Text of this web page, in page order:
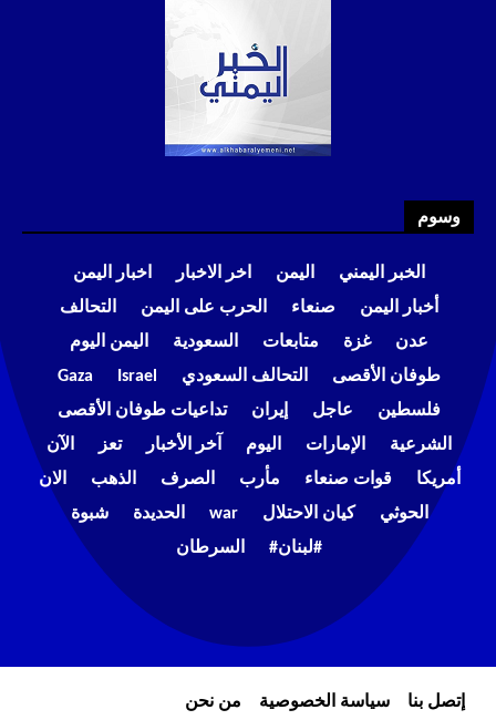
وسوم
الخبر اليمني اليمن اخر الاخبار
اخبار اليمن
أخبار اليمن
صنعاء الحرب على اليمن
التحالف
عدن
غزة متابعات السعودية
اليمن اليوم
طوفان الأقصى
التحالف السعودي Israel
Gaza
فلسطين
عاجل إيران
تداعيات طوفان الأقصى
الشرعية
الإمارات اليوم آخر الأخبار تعز
الآن
أمريكا
قوات صنعاء مأرب الصرف الذهب
الان
الحوثي
كيان الاحتلال war الحديدة
شبوة
#لبنان#
السرطان
إتصل بنا سياسة الخصوصية من نحن